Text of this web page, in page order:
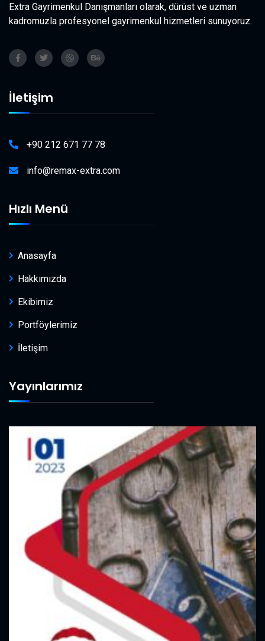
Extra Gayrimenkul Danışmanları olarak, dürüst ve uzman
kadromuzla profesyonel gayrimenkul hizmetleri sunuyoruz.
İletişim
+90 212 671 77 78
info@remax-extra.com
Hızlı Menü
Anasayfa
Hakkımızda
Ekibimiz
Portföylerimiz
İletişim
Yayınlarımız